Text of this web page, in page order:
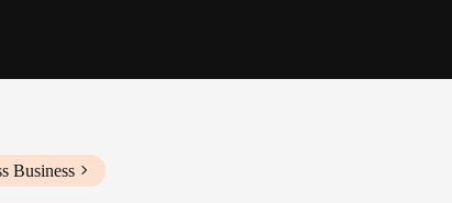
Business